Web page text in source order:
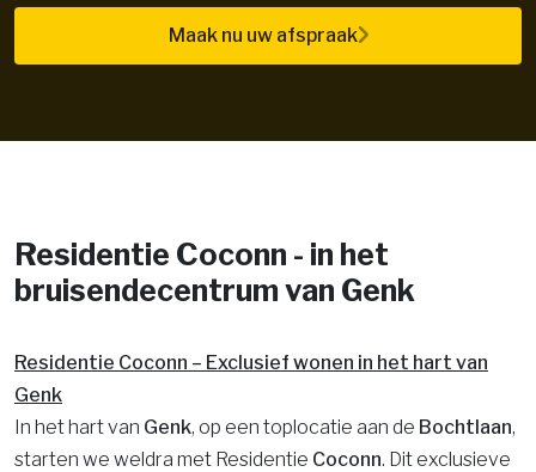
Maak nu uw afspraak
Residentie Coconn - in het
bruisendecentrum van Genk
Residentie Coconn – Exclusief wonen in het hart van
Genk
In het hart van Genk, op een toplocatie aan de Bochtlaan,
starten we weldra met Residentie Coconn. Dit exclusieve